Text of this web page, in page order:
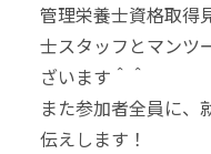
管理栄養士資格取得
士スタッフとマンツ
ざいます＾＾
また参加者全員に、
伝えします！